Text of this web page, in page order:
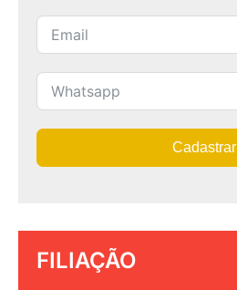
Cadastrar
FILIAÇÃO